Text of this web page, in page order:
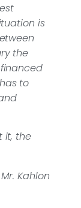
is
the
to
it, the
Kahlon